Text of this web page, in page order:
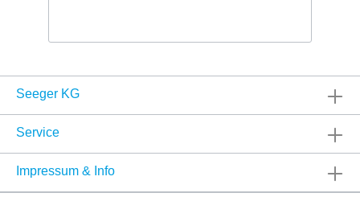
Seeger KG
Service
Impressum & Info